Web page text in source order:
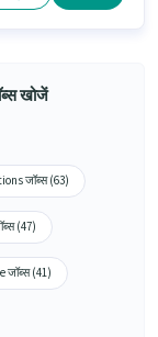
खोजें
जॉब्स (63)
(47)
जॉब्स (41)